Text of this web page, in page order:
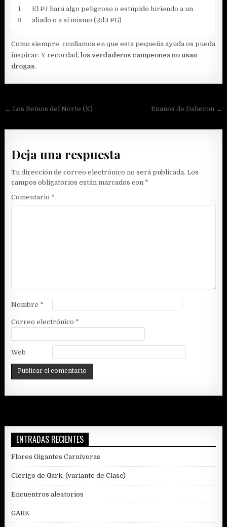
1
8
El PJ hará algo peligroso o estúpido hiriendo a un
aliado o a sí mismo (2d3 PG)
Como siempre, confiamos en que esta pequeña ayuda os pueda
inspirar. Y recordad,los verdaderos campeones no usan
drogas.
Navegación
de
← Los Reinos del Norte (X) Enanos de Daheron →
Deja una respuesta
Tu dirección de correo electrónico no será publicada. Los
campos obligatorios están marcados con *
Comentario *
Nombre *
Correo electrónico *
Web
ENTRADAS RECIENTES
Flores Gigantes Carnívoras
Clérigo de Gark, (variante de Clase)
Encuentros aleatorios
GARK